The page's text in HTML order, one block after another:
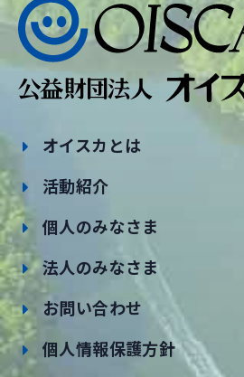
オイスカとは
活動紹介
個人のみなさま
法人のみなさま
お問い合わせ
個人情報保護方針